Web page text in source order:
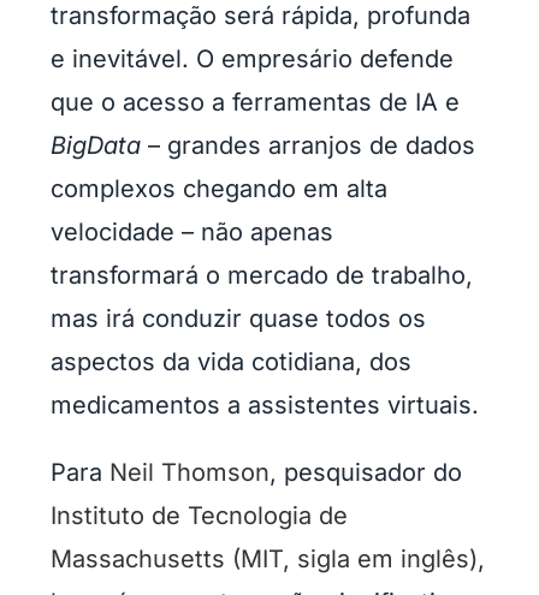
transformação será rápida, profunda
e inevitável. O empresário defende
que o acesso a ferramentas de IA e
BigData – grandes arranjos de dados
complexos chegando em alta
velocidade – não apenas
transformará o mercado de trabalho,
mas irá conduzir quase todos os
aspectos da vida cotidiana, dos
medicamentos a assistentes virtuais.
Para Neil Thomson, pesquisador do
Instituto de Tecnologia de
Massachusetts (MIT, sigla em inglês),